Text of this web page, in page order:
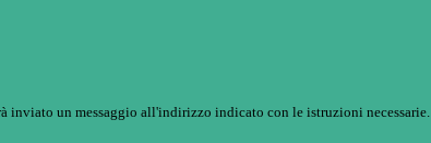
inviato un messaggio all'indirizzo indicato con le istruzioni necessarie.